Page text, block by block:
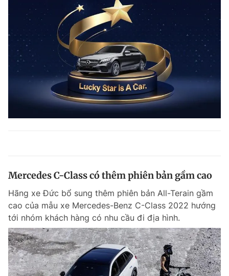
Mercedes C-Class có thêm phiên bản gầm cao
Hãng xe Đức bổ sung thêm phiên bản All-Terain gầm
cao của mẫu xe Mercedes-Benz C-Class 2022 hướng
tới nhóm khách hàng có nhu cầu đi địa hình.